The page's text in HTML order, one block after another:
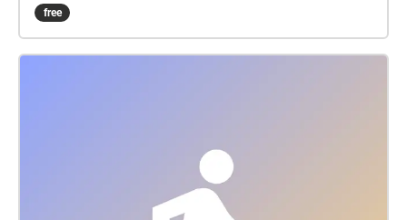
contemplation of the universe.
free